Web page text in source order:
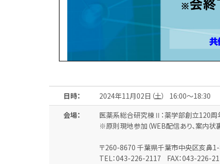
日時：
2024年11月02日（土） 16:00～18:30
会場：
医薬系総合研究棟Ⅱ：薬学部創立120周
※原則現地参加（WEB配信あり、案内状
〒260-8670 千葉県千葉市中央区亥鼻
TEL：043-226-2117 FAX：043-226-